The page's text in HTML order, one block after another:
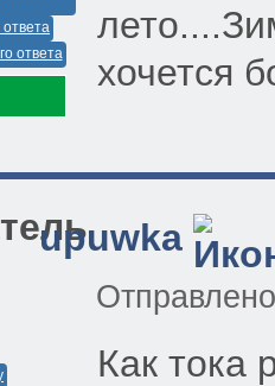
хочется
upuwka
Как тока